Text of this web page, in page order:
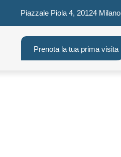
Piazzale Piola 4, 20124 Milano
Prenota la tua prima visita